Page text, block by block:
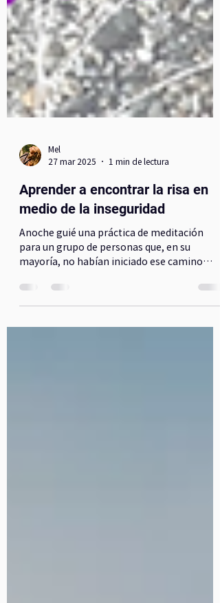
Mel
27 mar 2025
1 min de lectura
Aprender a encontrar la risa en
medio de la inseguridad
Anoche guié una práctica de meditación
para un grupo de personas que, en su